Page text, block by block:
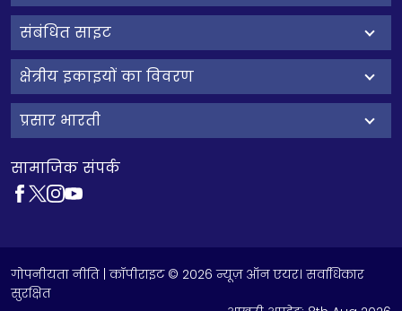
संबंधित साइट
क्षेत्रीय इकाइयों का विवरण
प्रसार भारती
सामाजिक संपर्क
गोपनीयता नीति | कॉपीराइट © 2026 न्यूज़ ऑन एयर। सर्वाधिकार
सुरक्षित